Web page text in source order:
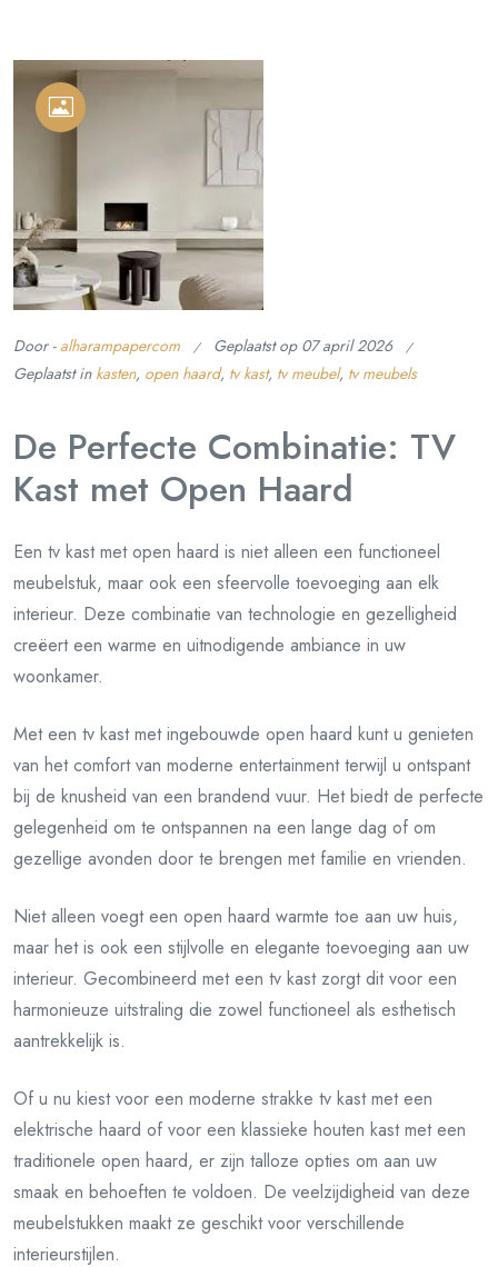
Door - alharampapercom Geplaatst op 07 april 2026
Geplaatst in kasten, open haard, tv kast, tv meubel, tv meubels
De Perfecte Combinatie: TV
Kast met Open Haard
Een tv kast met open haard is niet alleen een functioneel
meubelstuk, maar ook een sfeervolle toevoeging aan elk
interieur. Deze combinatie van technologie en gezelligheid
creëert een warme en uitnodigende ambiance in uw
woonkamer.
Met een tv kast met ingebouwde open haard kunt u genieten
van het comfort van moderne entertainment terwijl u ontspant
bij de knusheid van een brandend vuur. Het biedt de perfecte
gelegenheid om te ontspannen na een lange dag of om
gezellige avonden door te brengen met familie en vrienden.
Niet alleen voegt een open haard warmte toe aan uw huis,
maar het is ook een stijlvolle en elegante toevoeging aan uw
interieur. Gecombineerd met een tv kast zorgt dit voor een
harmonieuze uitstraling die zowel functioneel als esthetisch
aantrekkelijk is.
Of u nu kiest voor een moderne strakke tv kast met een
elektrische haard of voor een klassieke houten kast met een
traditionele open haard, er zijn talloze opties om aan uw
smaak en behoeften te voldoen. De veelzijdigheid van deze
meubelstukken maakt ze geschikt voor verschillende
interieurstijlen.